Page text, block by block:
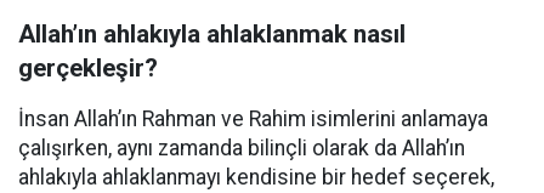
Allah’ın ahlakıyla ahlaklanmak nasıl
gerçekleşir?
İnsan Allah’ın Rahman ve Rahim isimlerini anlamaya
çalışırken, aynı zamanda bilinçli olarak da Allah’ın
ahlakıyla ahlaklanmayı kendisine bir hedef seçerek,